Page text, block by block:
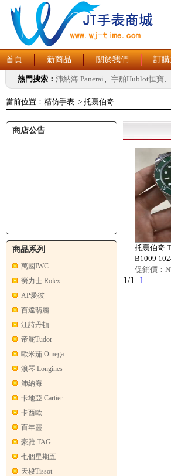
首頁 新商品 關於我們 訂
熱門搜索： 沛納海 Panerai、 宇舶Hublot恒寶、
當前位置： 精仿手表 > 托裏伯奇
商店公告
商品系列
萬國IWC
勞力士 Rolex
AP愛彼
百達翡麗
江詩丹頓
帝舵Tudor
歐米茄 Omega
浪琴 Longines
沛納海
卡地亞 Cartier
卡西歐
百年靈
豪雅 TAG
七個星期五
天梭Tissot
托裏伯奇
B1009
促銷價：
1/1 1